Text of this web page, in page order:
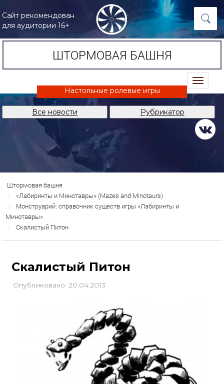
Сайт рекомендован
для аудитории 16+
ШТОРМОВАЯ БАШНЯ
trk
Настольные ролевые игры
Все новости Рубрикатор
Штормовая башня
«Лабиринты и Минотавры» (Mazes and Minotaurs)
Монструарий: справочник существ игры «Лабиринты и
Минотавры»
Скалистый Питон
Скалистый Питон
Опубликовано: 20.04.2013